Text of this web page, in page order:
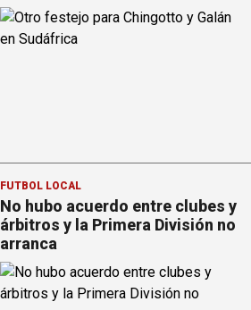
FÚTBOL LOCAL
No hubo acuerdo entre clubes y
árbitros y la Primera División no
arranca